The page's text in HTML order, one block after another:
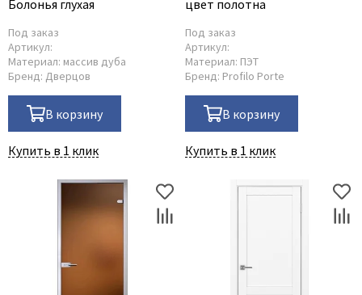
Болонья глухая
Под заказ
Артикул:
Материал: массив дуба
Бренд: Дверцов
В корзину
Купить в 1 клик
цвет полотна
Под заказ
Артикул:
Материал: ПЭТ
Бренд: Profilo Porte
В корзину
Купить в 1 клик